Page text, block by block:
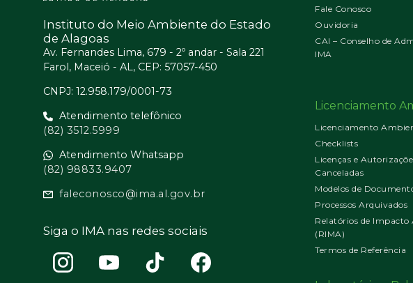
Instituto do Meio Ambiente do Estado
de Alagoas
Av. Fernandes Lima, 679 - 2º andar - Sala 221
Farol, Maceió - AL, CEP: 57057-450
CNPJ: 12.958.179/0001-73
Atendimento telefônico
(82) 3512.5999
Atendimento Whatsapp
(82) 98833.9407
faleconosco@ima.al.gov.br
Siga o IMA nas redes sociais
Fale Conosco
Ouvidoria
CAI – Conselho de
IMA
Licenciamento
Licenciamento
Checklists
Licenças e
Canceladas
Modelos de
Processos Arquivados
Relatórios de
(RIMA)
Termos de Referência